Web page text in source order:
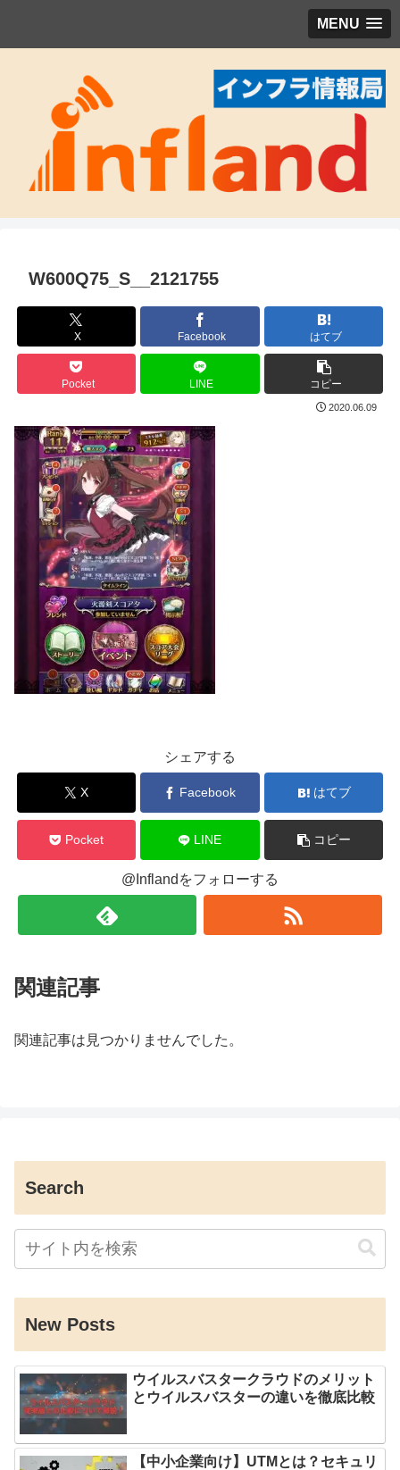
MENU
W600Q75_S__2121755
X Facebook はてブ
Pocket LINE コピー
2020.06.09
シェアする
X Facebook はてブ
Pocket LINE コピー
@Inflandをフォローする
関連記事
関連記事は見つかりませんでした。
Search
New Posts
ウイルスバスタークラウドのメリット
とウイルスバスターの違いを徹底比較
【中小企業向け】UTMとは？セキュリ